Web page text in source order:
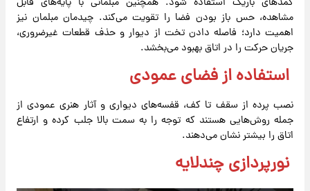
مشاهده، حس باز بودن فضا را تقویت می‌کند. چیدمان مبلمان نیز
اهمیت دارد؛ فاصله دادن تخت از دیوار و حذف قطعات غیرضروری،
جریان حرکت را در اتاق بهبود می‌بخشد.
استفاده از فضای عمودی
نصب پرده از سقف تا کف، قفسه‌های دیواری و آثار هنری عمودی از
جمله روش‌هایی هستند که توجه را به سمت بالا جلب کرده و ارتفاع
اتاق را بیشتر نشان می‌دهند.
نورپردازی چندلایه